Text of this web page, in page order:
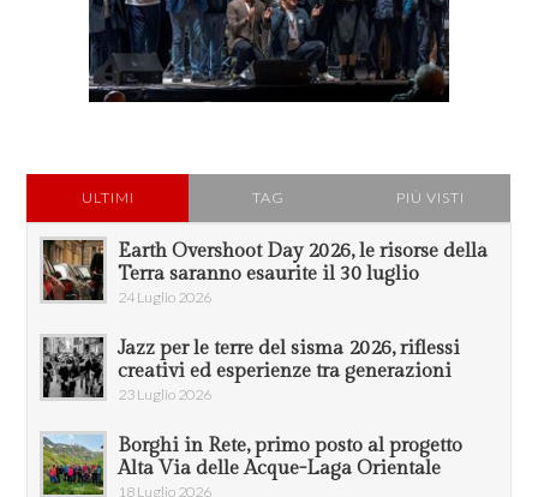
ULTIMI TAG PIÙ VISTI
Earth Overshoot Day 2026, le risorse della
Terra saranno esaurite il 30 luglio
24 Luglio 2026
Jazz per le terre del sisma 2026, riflessi
creativi ed esperienze tra generazioni
23 Luglio 2026
Borghi in Rete, primo posto al progetto
Alta Via delle Acque-Laga Orientale
18 Luglio 2026